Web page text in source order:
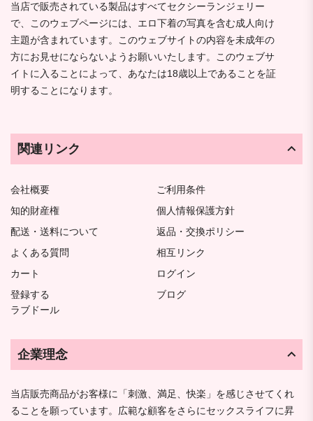
当店で販売されている製品はすべてセクシーランジェリー
で、このウェブページには、エロ下着の写真を含む成人向け
主題が含まれています。このウェブサイトの内容を未成年の
方にお見せにならないようお願いいたします。このウェブサ
イトに入ることによって、あなたは18歳以上であることを証
明することになります。
関連リンク
会社概要
ご利用条件
知的財産権
個人情報保護方針
配送・送料について
返品・交換ポリシー
よくある質問
相互リンク
カート
ログイン
登録する
ブログ
ラブドール
企業理念
当店販売商品がお客様に「刺激、満足、快楽」を感じさせてくれ
ることを願っています。広範な顧客をさらにセックスライフに昇